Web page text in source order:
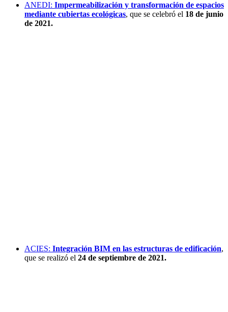
ANEDI: Impermeabilización y transformación de espacios
mediante cubiertas ecológicas, que se celebró el 18 de junio
de 2021.
ACIES: Integración BIM en las estructuras de edificación,
que se realizó el 24 de septiembre de 2021.